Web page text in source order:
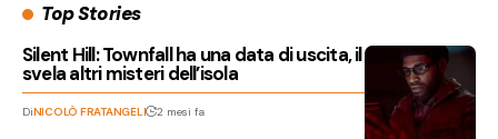
Top Stories
Silent Hill: Townfall ha una data di uscita, il nuovo trailer
svela altri misteri dell’isola
DiNICOLÒ FRATANGELI 2 mesi fa